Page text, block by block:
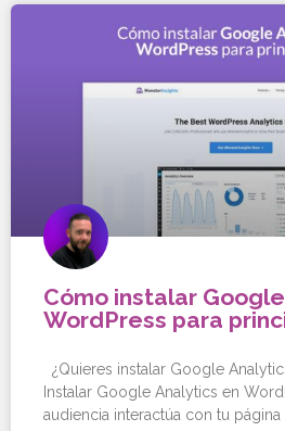
Cómo instalar
WordPress para
¿Quieres instalar Google
Instalar Google Analytics en
audiencia interactúa con tu página